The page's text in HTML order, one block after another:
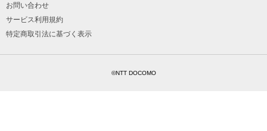
お問い合わせ
サービス利用規約
特定商取引法に基づく表示
©NTT DOCOMO